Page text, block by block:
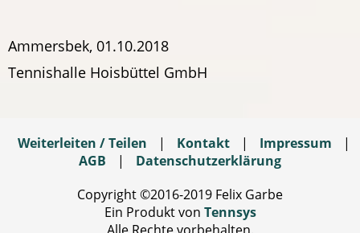
Ammersbek, 01.10.2018
Tennishalle Hoisbüttel GmbH
Weiterleiten / Teilen | Kontakt | Impressum
|
AGB
|
Datenschutzerklärung
Copyright ©2016-2019 Felix Garbe
Ein Produkt von Tennsys